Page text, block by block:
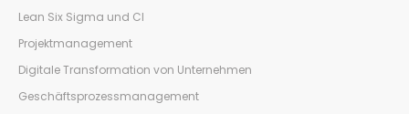
Lean Six Sigma und CI
Projektmanagement
Digitale Transformation von Unternehmen
Geschäftsprozessmanagement